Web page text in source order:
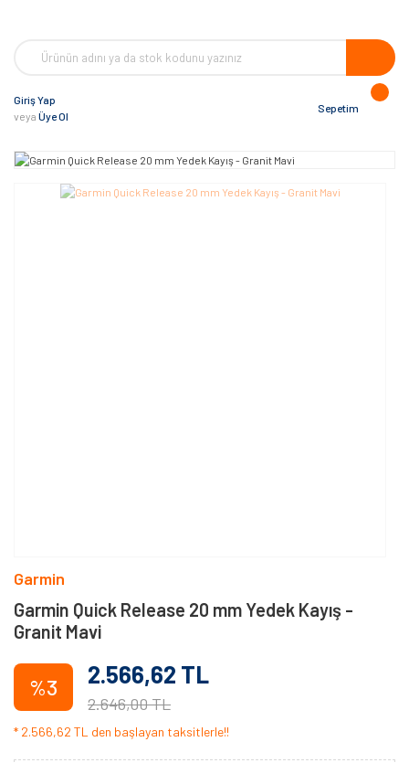
Giriş Yap
veya Üye Ol
Sepetim
Garmin
Garmin Quick Release 20 mm Yedek Kayış -
Granit Mavi
%3 2.566,62 TL
2.646,00 TL
* 2.566,62 TL den başlayan taksitlerle!!